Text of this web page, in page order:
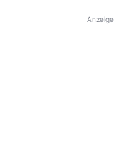
Anzeige